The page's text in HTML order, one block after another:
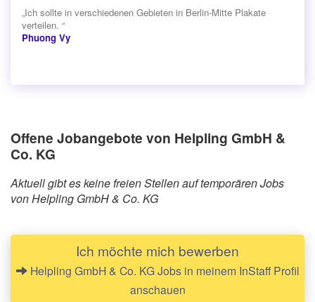
„Ich sollte in verschiedenen Gebieten in Berlin-Mitte Plakate
verteilen. “
Phuong Vy
Offene Jobangebote von Helpling GmbH &
Co. KG
Aktuell gibt es keine freien Stellen auf temporären Jobs
von Helpling GmbH & Co. KG
Ich möchte mich bewerben
Helpling GmbH & Co. KG Jobs in meinem InStaff Profil
anschauen